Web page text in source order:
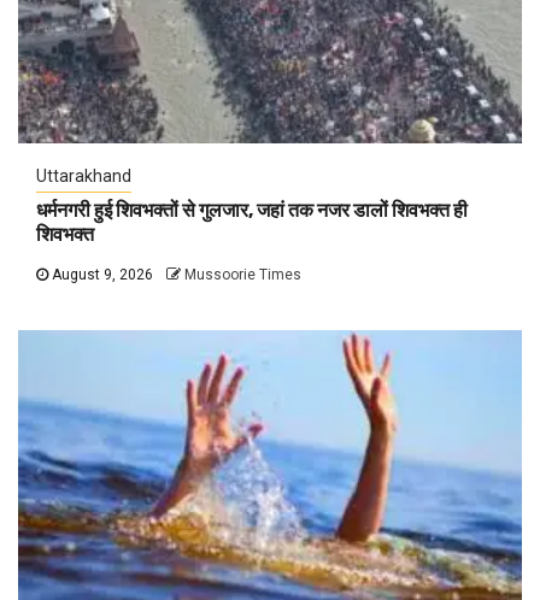
Uttarakhand
धर्मनगरी हुई शिवभक्तों से गुलजार, जहां तक नजर डालों शिवभक्त ही
शिवभक्त
August 9, 2026 Mussoorie Times